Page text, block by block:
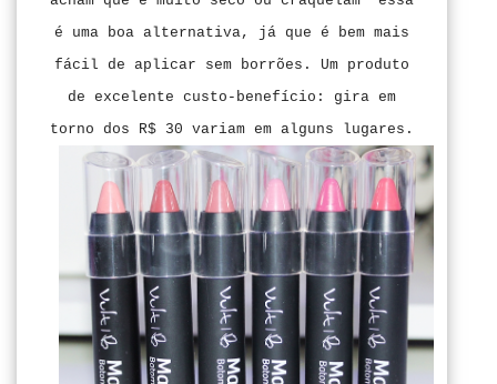
é uma boa alternativa, já que é bem mais
fácil de aplicar sem borrões. Um produto
de excelente custo-benefício: gira em
torno dos R$ 30 variam em alguns lugares.